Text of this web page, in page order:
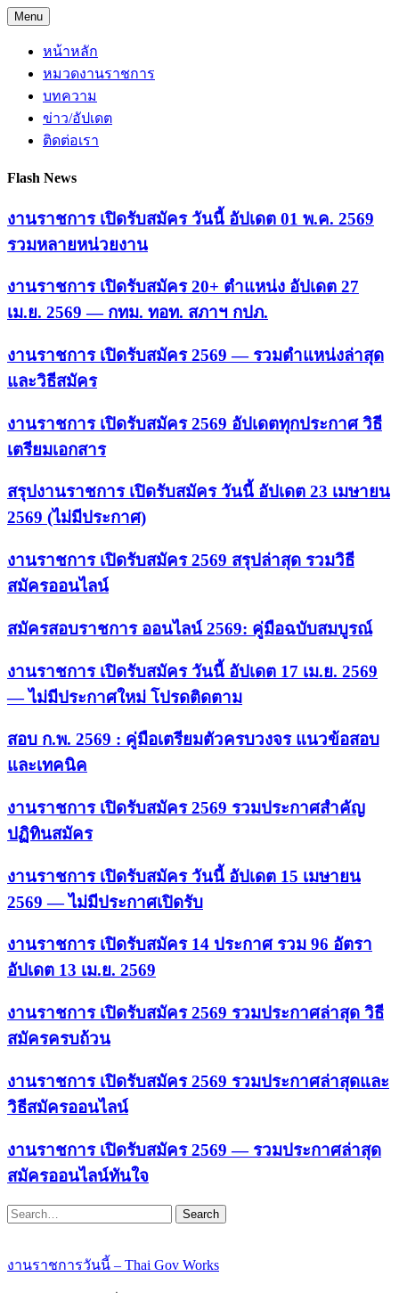
Skip
to
content
Menu
หน้าหลัก
หมวดงานราชการ
บทความ
ข่าว/อัปเดต
ติดต่อเรา
Flash News
งานราชการ เปิดรับสมัคร วันนี้ อัปเดต 01 พ.ค. 2569
รวมหลายหน่วยงาน
งานราชการ เปิดรับสมัคร 20+ ตำแหน่ง อัปเดต 27
เม.ย. 2569 — กทม. ทอท. สภาฯ กปภ.
งานราชการ เปิดรับสมัคร 2569 — รวมตำแหน่งล่าสุด
และวิธีสมัคร
งานราชการ เปิดรับสมัคร 2569 อัปเดตทุกประกาศ วิธี
เตรียมเอกสาร
สรุปงานราชการ เปิดรับสมัคร วันนี้ อัปเดต 23 เมษายน
2569 (ไม่มีประกาศ)
งานราชการ เปิดรับสมัคร 2569 สรุปล่าสุด รวมวิธี
สมัครออนไลน์
สมัครสอบราชการ ออนไลน์ 2569: คู่มือฉบับสมบูรณ์
งานราชการ เปิดรับสมัคร วันนี้ อัปเดต 17 เม.ย. 2569
— ไม่มีประกาศใหม่ โปรดติดตาม
สอบ ก.พ. 2569 : คู่มือเตรียมตัวครบวงจร แนวข้อสอบ
และเทคนิค
งานราชการ เปิดรับสมัคร 2569 รวมประกาศสำคัญ
ปฏิทินสมัคร
งานราชการ เปิดรับสมัคร วันนี้ อัปเดต 15 เมษายน
2569 — ไม่มีประกาศเปิดรับ
งานราชการ เปิดรับสมัคร 14 ประกาศ รวม 96 อัตรา
อัปเดต 13 เม.ย. 2569
งานราชการ เปิดรับสมัคร 2569 รวมประกาศล่าสุด วิธี
สมัครครบถ้วน
งานราชการ เปิดรับสมัคร 2569 รวมประกาศล่าสุดและ
วิธีสมัครออนไลน์
งานราชการ เปิดรับสมัคร 2569 — รวมประกาศล่าสุด
สมัครออนไลน์ทันใจ
Search
งานราชการวันนี้ – Thai Gov Works